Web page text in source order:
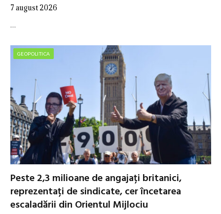
7 august 2026
…
GEOPOLITICA
Peste 2,3 milioane de angajați britanici,
reprezentați de sindicate, cer încetarea
escaladării din Orientul Mijlociu